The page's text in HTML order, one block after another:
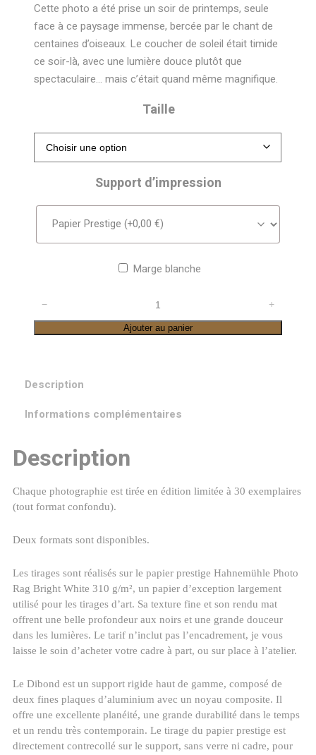
Cette photo a été prise un soir de printemps, seule
face à ce paysage immense, bercée par le chant de
centaines d’oiseaux. Le coucher de soleil était timide
ce soir-là, avec une lumière douce plutôt que
spectaculaire… mais c’était quand même magnifique.
Taille
Support d’impression
Marge blanche
Méandre
− +
Ajouter au panier
Description
Informations complémentaires
Description
Chaque photographie est tirée en édition limitée à 30 exemplaires
(tout format confondu).
Deux formats sont disponibles.
Les tirages sont réalisés sur le papier prestige Hahnemühle Photo
Rag Bright White 310 g/m², un papier d’exception largement
utilisé pour les tirages d’art. Sa texture fine et son rendu mat
offrent une belle profondeur aux noirs et une grande douceur
dans les lumières. Le tarif n’inclut pas l’encadrement, je vous
laisse le soin d’acheter votre cadre à part, ou sur place à l’atelier.
Le Dibond est un support rigide haut de gamme, composé de
deux fines plaques d’aluminium avec un noyau composite. Il
offre une excellente planéité, une grande durabilité dans le temps
et un rendu très contemporain. Le tirage du papier prestige est
directement contrecollé sur le support, sans verre ni cadre, pour